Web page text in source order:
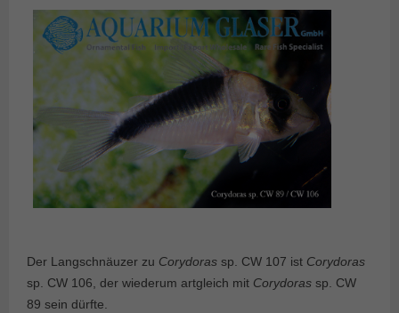
Der Langschnäuzer zu Corydoras sp. CW 107 ist Corydoras
sp. CW 106, der wiederum artgleich mit Corydoras sp. CW
89 sein dürfte.